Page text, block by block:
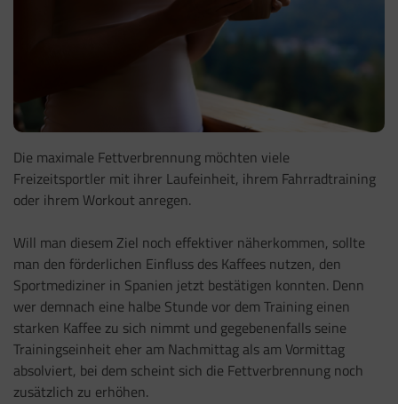
Die maximale Fettverbrennung möchten viele
Freizeitsportler mit ihrer Laufeinheit, ihrem Fahrradtraining
oder ihrem Workout anregen.
Will man diesem Ziel noch effektiver näherkommen, sollte
man den förderlichen Einfluss des Kaffees nutzen, den
Sportmediziner in Spanien jetzt bestätigen konnten. Denn
wer demnach eine halbe Stunde vor dem Training einen
starken Kaffee zu sich nimmt und gegebenenfalls seine
Trainingseinheit eher am Nachmittag als am Vormittag
absolviert, bei dem scheint sich die Fettverbrennung noch
zusätzlich zu erhöhen.